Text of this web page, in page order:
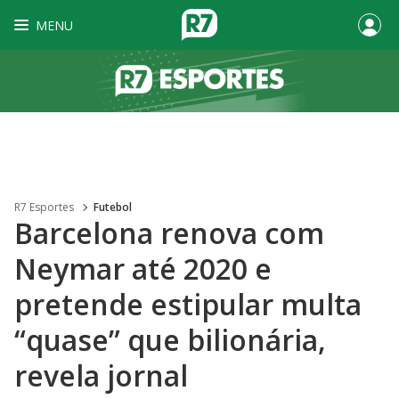
MENU
R7 Esportes Futebol
Barcelona renova com
Neymar até 2020 e
pretende estipular multa
“quase” que bilionária,
revela jornal